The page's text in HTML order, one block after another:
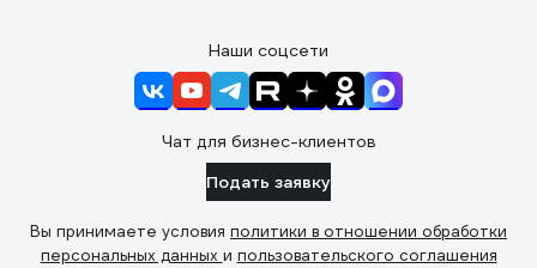
Наши соцсети
Чат для бизнес-клиентов
Подать заявку
Вы принимаете условия политики в отношении обработки
персональных данных и пользовательского соглашения